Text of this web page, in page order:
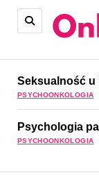
Seksualność u
PSYCHOONKOLOGIA
Psychologia
PSYCHOONKOLOGIA